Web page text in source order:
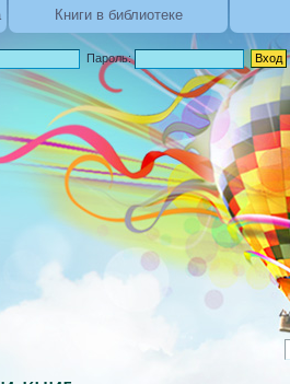
Книги в библиотеке
Пароль: